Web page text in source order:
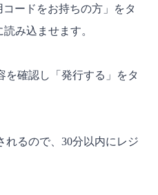
ードをお持ちの方」をタ
み込ませます。
を確認し「発行する」をタ
れるので、30分以内にレジ